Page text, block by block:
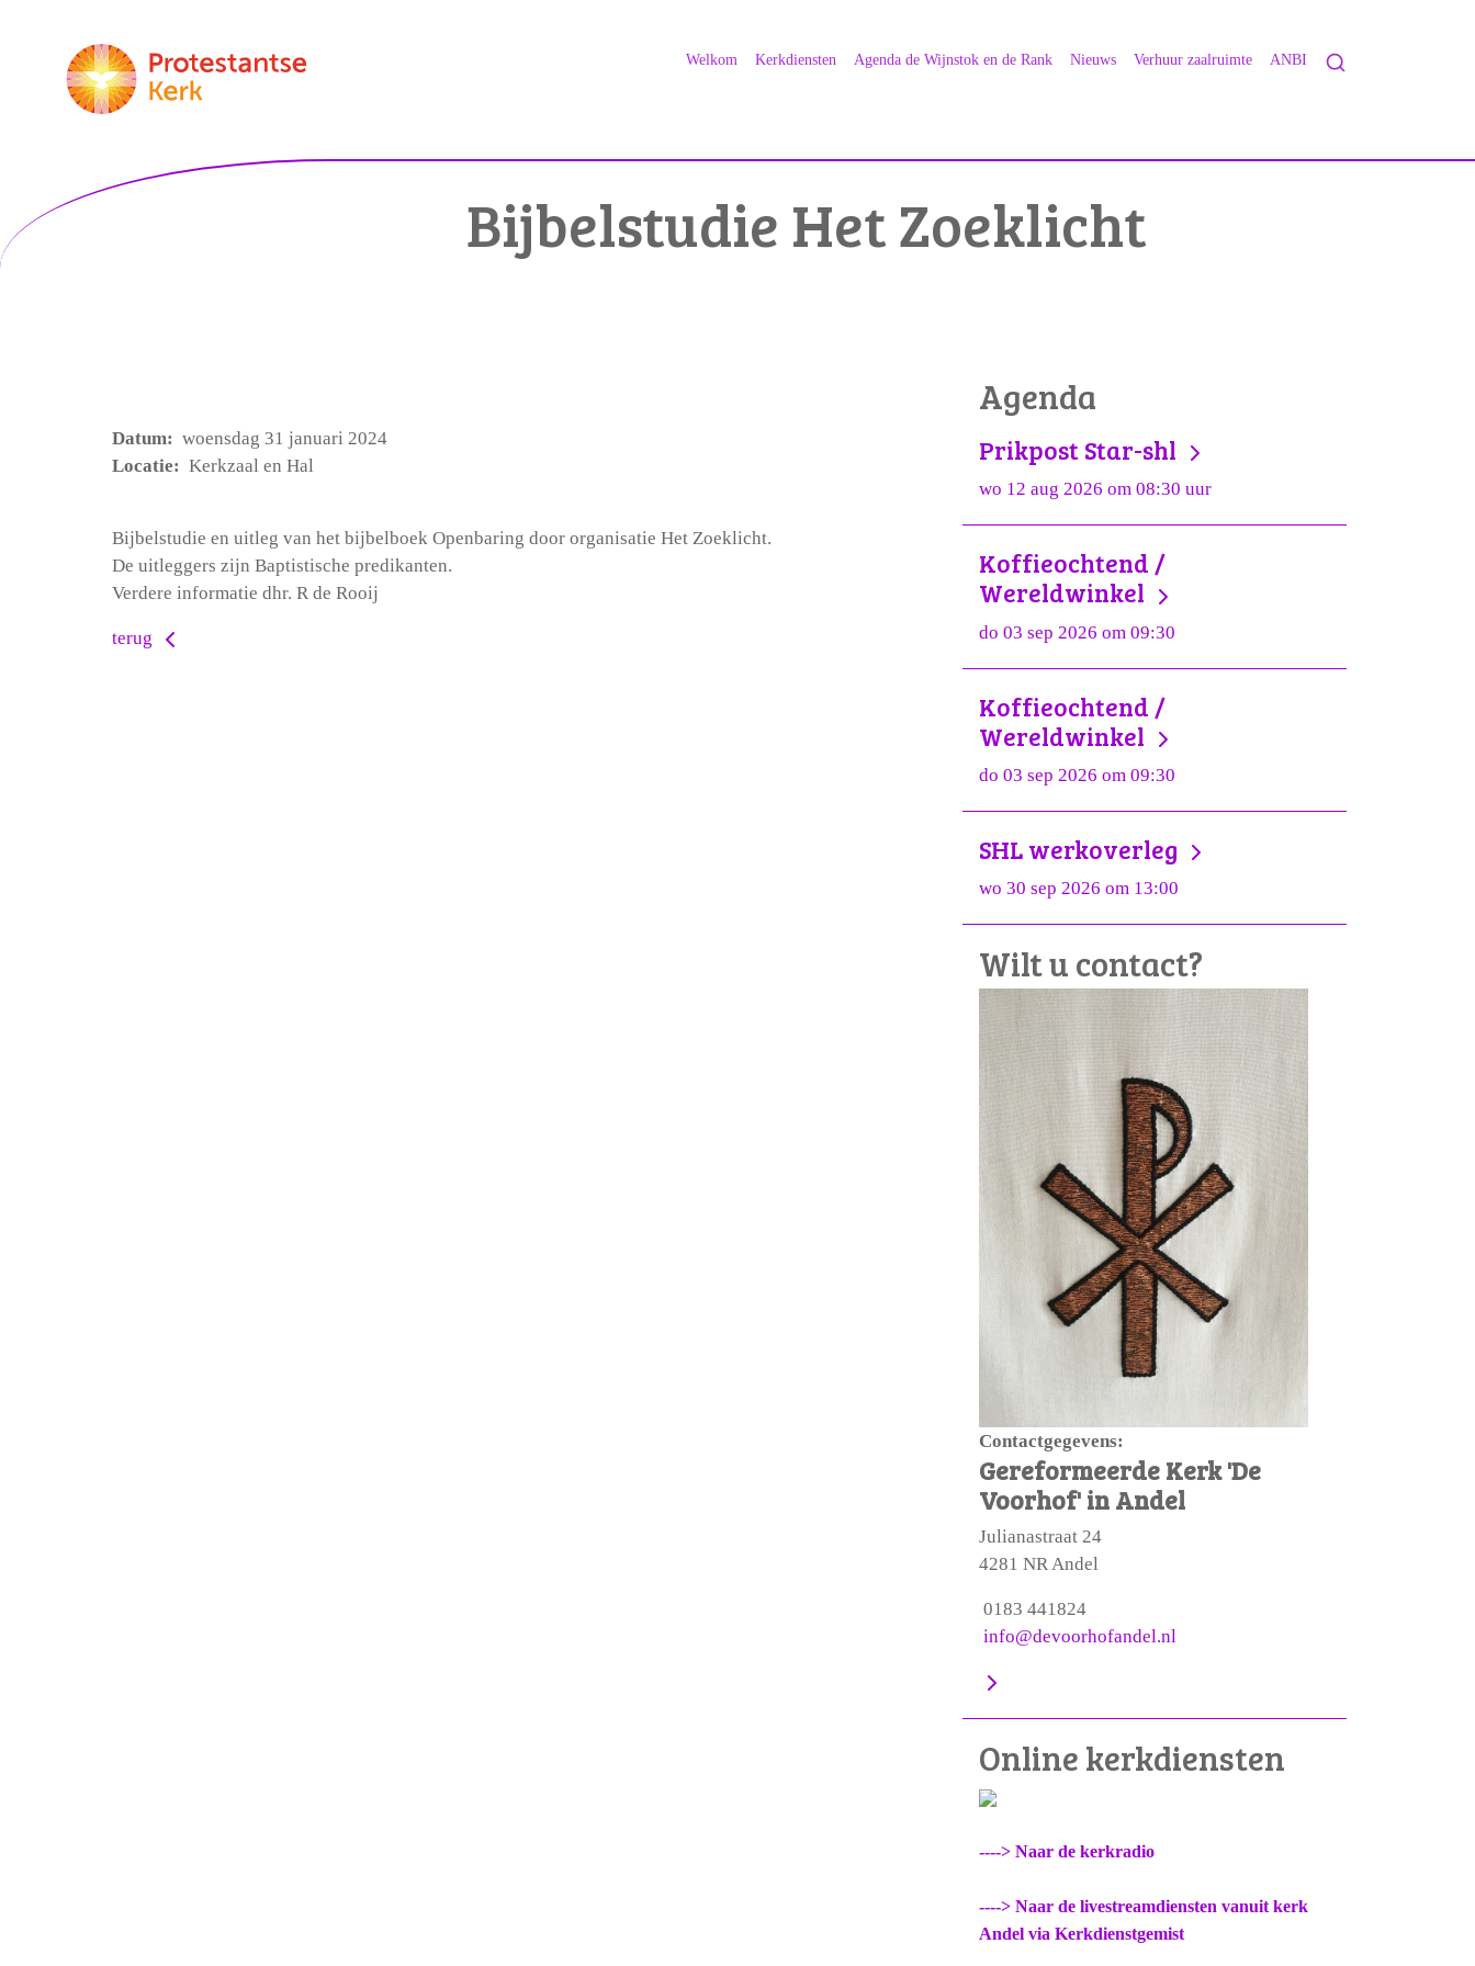
Welkom Kerkdiensten Agenda de Wijnstok en de Rank Nieuws Verhuur zaalruimte ANBI
Bijbelstudie Het Zoeklicht
Datum: woensdag 31 januari 2024
Locatie: Kerkzaal en Hal
Bijbelstudie en uitleg van het bijbelboek Openbaring door organisatie Het Zoeklicht.
De uitleggers zijn Baptistische predikanten.
Verdere informatie dhr. R de Rooij
terug
Agenda
Prikpost Star-shl
wo 12 aug 2026 om 08:30 uur
Koffieochtend /
Wereldwinkel
do 03 sep 2026 om 09:30
Koffieochtend /
Wereldwinkel
do 03 sep 2026 om 09:30
SHL werkoverleg
wo 30 sep 2026 om 13:00
Wilt u contact?
Contactgegevens:
Gereformeerde Kerk 'De
Voorhof' in Andel
Julianastraat 24
4281 NR Andel
0183 441824
info@devoorhofandel.nl
Online kerkdiensten
----> Naar de kerkradio
----> Naar de livestreamdiensten vanuit kerk
Andel via Kerkdienstgemist